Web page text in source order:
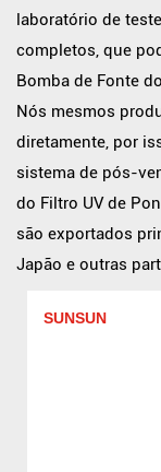
laboratório de
completos, que
Bomba de Fonte
Nós mesmos
diretamente, por
sistema de pós-
do Filtro UV de
são exportados
Japão e outras
SUNSUN